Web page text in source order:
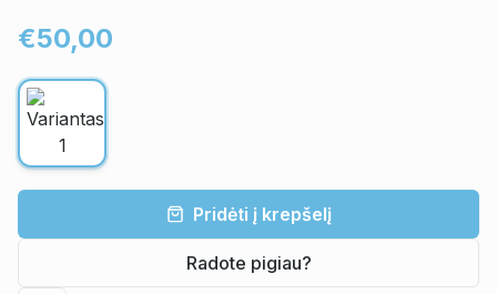
€50,00
Pridėti į krepšelį
Radote pigiau?